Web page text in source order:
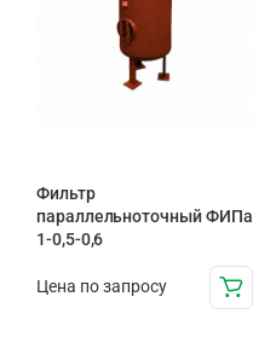
Фильтр
параллельноточный ФИПа
1-0,5-0,6
Цена по запросу